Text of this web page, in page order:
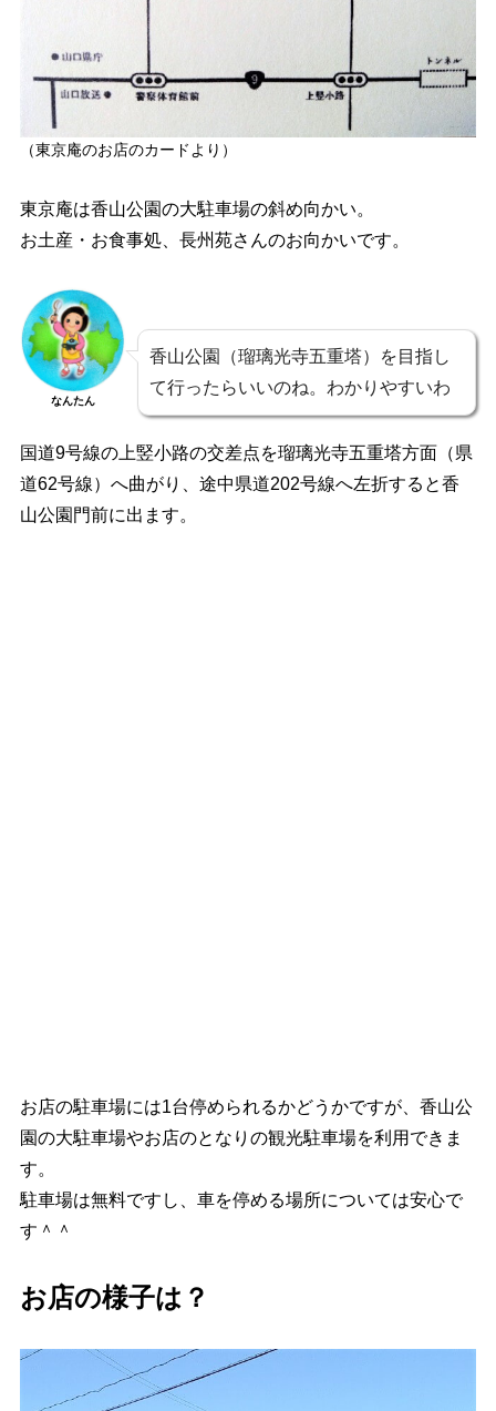
（東京庵のお店のカードより）
東京庵は香山公園の大駐車場の斜め向かい。
お土産・お食事処、長州苑さんのお向かいです。
なんたん
香山公園（瑠璃光寺五重塔）を目指し
て行ったらいいのね。わかりやすいわ
国道9号線の上竪小路の交差点を瑠璃光寺五重塔方面（県
道62号線）へ曲がり、途中県道202号線へ左折すると香
山公園門前に出ます。
お店の駐車場には1台停められるかどうかですが、香山公
園の大駐車場やお店のとなりの観光駐車場を利用できま
す。
駐車場は無料ですし、車を停める場所については安心で
す＾＾
お店の様子は？